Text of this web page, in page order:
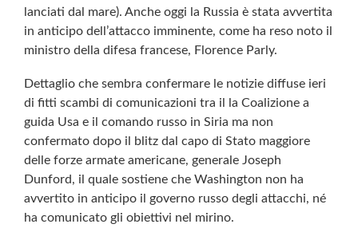
lanciati dal mare). Anche oggi la Russia è stata avvertita
in anticipo dell’attacco imminente, come ha reso noto il
ministro della difesa francese, Florence Parly.
Dettaglio che sembra confermare le notizie diffuse ieri
di fitti scambi di comunicazioni tra il la Coalizione a
guida Usa e il comando russo in Siria ma non
confermato dopo il blitz dal capo di Stato maggiore
delle forze armate americane, generale Joseph
Dunford, il quale sostiene che Washington non ha
avvertito in anticipo il governo russo degli attacchi, né
ha comunicato gli obiettivi nel mirino.